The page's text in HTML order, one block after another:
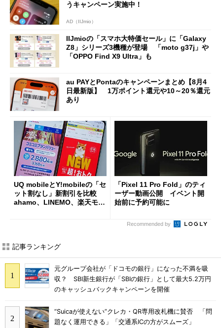
うキャンペーン実施中！
AD（IIJmio）
IIJmioの「スマホ大特価セール」に「Galaxy
Z8」シリーズ3機種が登場 「moto g37j」や
「OPPO Find X9 Ultra」も
au PAYとPontaのキャンペーンまとめ【8月4
日最新版】 1万ポイント還元や10～20％還元
あり
UQ mobileとY!mobileの「セ
ット割なし」新割引を比較
ahamo、LINEMO、楽天モバ
「Pixel 11 Pro Fold」のティ
ーザー動画公開 イベント開
始前に予約可能に
Recommended by
記事ランキング
元グループ会社が「ドコモの銀行」になった不満を吸
収？ SBI新生銀行が「SBIの銀行」として最大5.2万円
のキャッシュバックキャンペーンを開催
“Suicaが使えない”クレカ・QR専用改札機に賛否 「問
題なく運用できる」「交通系ICの方がスムーズ」